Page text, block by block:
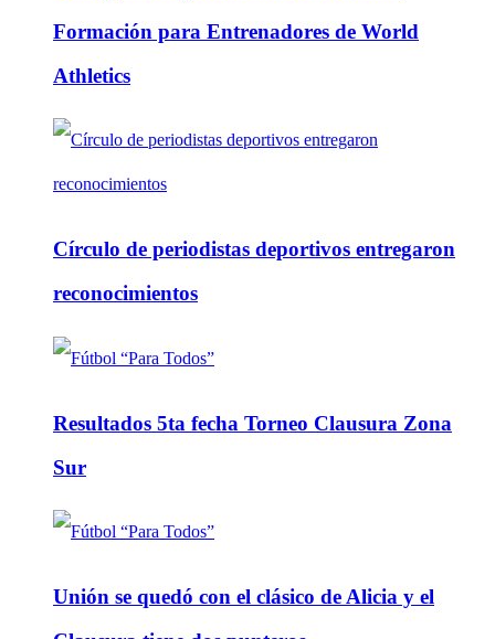
Formación para Entrenadores de World
Athletics
Círculo de periodistas deportivos entregaron
reconocimientos
Resultados 5ta fecha Torneo Clausura Zona
Sur
Unión se quedó con el clásico de Alicia y el